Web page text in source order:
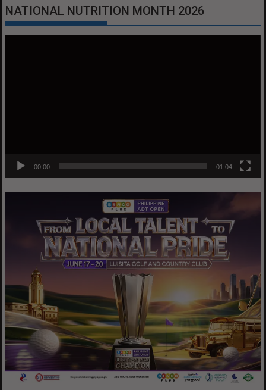
NATIONAL NUTRITION MONTH 2026
00:00 01:04